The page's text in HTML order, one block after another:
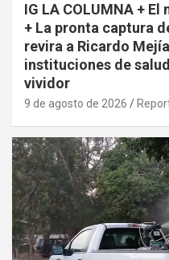
IG LA COLUMNA +
+ La pronta captura
revira a Ricardo
instituciones de
vividor
9 de agosto de 2026